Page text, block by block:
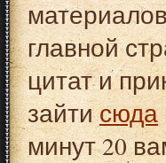
главной
цитат и
зайтисюда
минут 20